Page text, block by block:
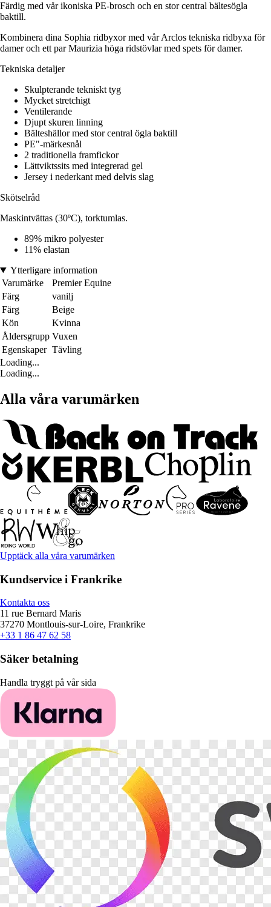
Färdig med vår ikoniska PE-brosch och en stor central bältesögla
baktill.
Kombinera dina Sophia ridbyxor med vår Arclos tekniska ridbyxa för
damer och ett par Maurizia höga ridstövlar med spets för damer.
Tekniska detaljer
Skulpterande tekniskt tyg
Mycket stretchigt
Ventilerande
Djupt skuren linning
Bälteshällor med stor central ögla baktill
PE"-märkesnål
2 traditionella framfickor
Lättviktssits med integrerad gel
Jersey i nederkant med delvis slag
Skötselråd
Maskintvättas (30ºC), torktumlas.
89% mikro polyester
11% elastan
Ytterligare information
Varumärke
Premier Equine
Färg
vanilj
Färg
Beige
Kön
Kvinna
Åldersgrupp Vuxen
Egenskaper Tävling
Loading...
Loading...
Alla våra varumärken
Upptäck alla våra varumärken
Kundservice i Frankrike
Kontakta oss
11 rue Bernard Maris
37270 Montlouis-sur-Loire, Frankrike
+33 1 86 47 62 58
Säker betalning
Handla tryggt på vår sida